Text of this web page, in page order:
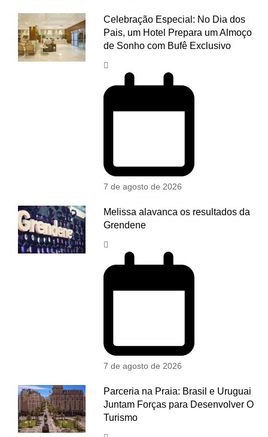
Celebração Especial: No Dia dos
Pais, um Hotel Prepara um Almoço
de Sonho com Bufê Exclusivo
7 de agosto de 2026
Melissa alavanca os resultados da
Grendene
7 de agosto de 2026
Parceria na Praia: Brasil e Uruguai
Juntam Forças para Desenvolver O
Turismo